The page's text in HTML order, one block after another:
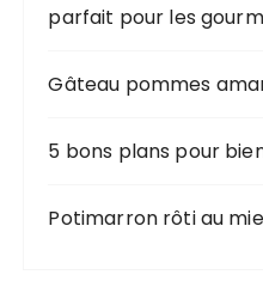
parfait pour les
Gâteau pommes
5 bons plans pour
Potimarron rôti au